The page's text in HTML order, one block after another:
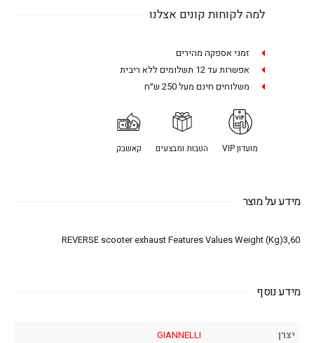
למה לקוחות קונים אצלנו
זמני אספקה מהירים
אפשרות עד 12 תשלומים ללא ריבית
משלוחים חינם מעל 250 ש״ח
מועדון VIP הטבות ומבצעים קאשבק
מידע על מוצר
REVERSE scooter exhaust Features Values Weight (Kg)3,60
מידע נוסף
יצרן
GIANNELLI